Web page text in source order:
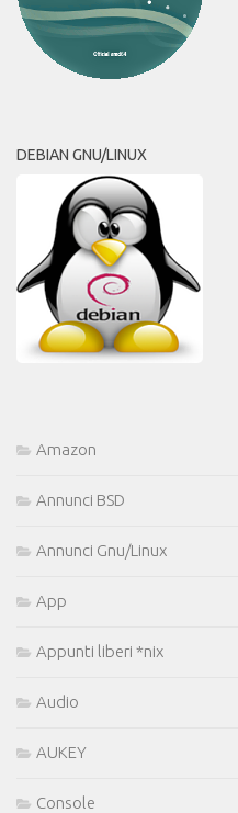
DEBIAN GNU/LINUX
Amazon
Annunci BSD
Annunci Gnu/Linux
App
Appunti liberi *nix
Audio
AUKEY
Console